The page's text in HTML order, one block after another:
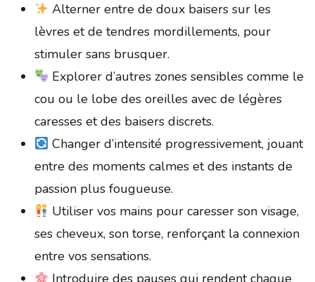
Alterner entre de doux baisers sur les
lèvres et de tendres mordillements, pour
stimuler sans brusquer.
Explorer d’autres zones sensibles comme le
cou ou le lobe des oreilles avec de légères
caresses et des baisers discrets.
Changer d’intensité progressivement, jouant
entre des moments calmes et des instants de
passion plus fougueuse.
Utiliser vos mains pour caresser son visage,
ses cheveux, son torse, renforçant la connexion
entre vos sensations.
Introduire des pauses qui rendent chaque